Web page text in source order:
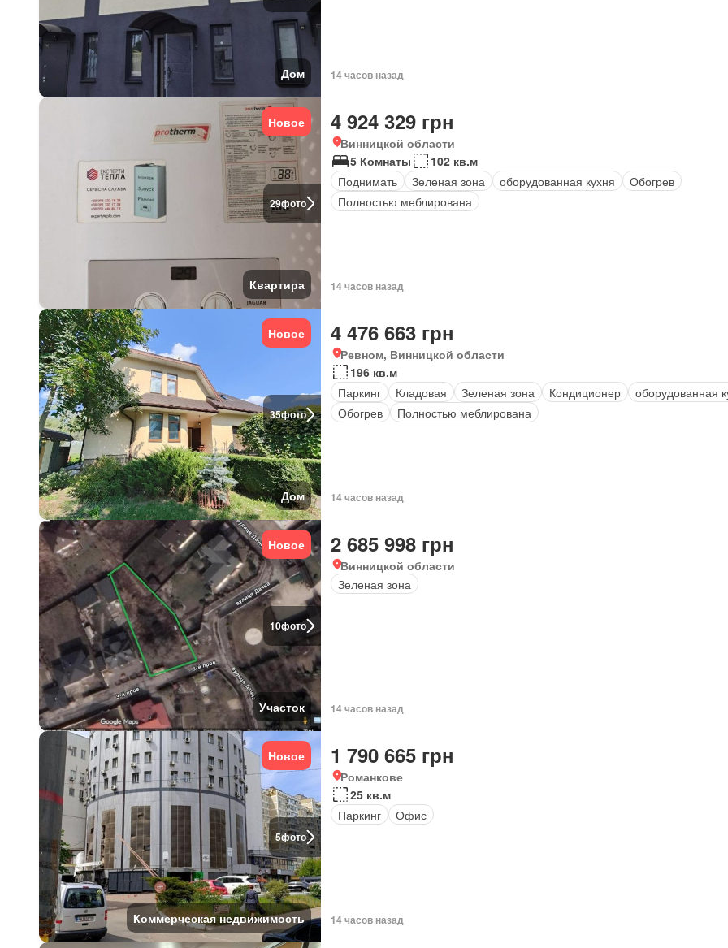
Дом 14 часов назад
29фото
Новое
Квартира
4 924 329 грн
Винницкой области
5 Комнаты
102 кв.м
Поднимать
Зеленая зона оборудованная кухня
Обогрев
Полностью меблирована
14 часов назад
35фото
Новое
Дом
4 476 663 грн
Ревном, Винницкой области
196 кв.м
Паркинг
Кладовая Зеленая зона Кондиционер
оборудованная
Обогрев
Полностью меблирована
14 часов назад
10фото
Новое
Участок
2 685 998 грн
Винницкой области
Зеленая зона
14 часов назад
5фото
Новое
Коммерческая недвижимость
1 790 665 грн
Романкове
25 кв.м
Паркинг
Офис
14 часов назад